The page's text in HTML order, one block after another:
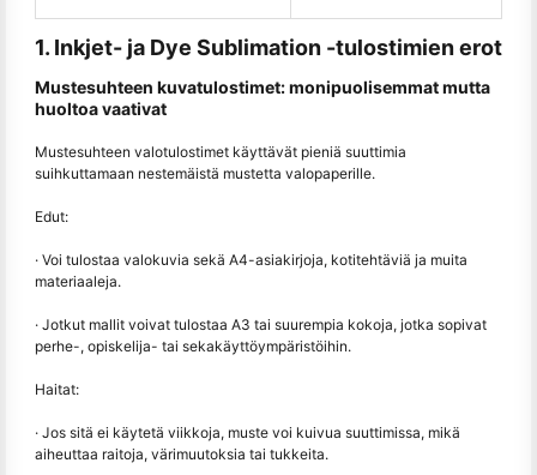
1. Inkjet- ja Dye Sublimation -tulostimien erot
Mustesuhteen kuvatulostimet: monipuolisemmat mutta
huoltoa vaativat
Mustesuhteen valotulostimet käyttävät pieniä suuttimia
suihkuttamaan nestemäistä mustetta valopaperille.
Edut:
· Voi tulostaa valokuvia sekä A4-asiakirjoja, kotitehtäviä ja muita
materiaaleja.
· Jotkut mallit voivat tulostaa A3 tai suurempia kokoja, jotka sopivat
perhe-, opiskelija- tai sekakäyttöympäristöihin.
Haitat:
· Jos sitä ei käytetä viikkoja, muste voi kuivua suuttimissa, mikä
aiheuttaa raitoja, värimuutoksia tai tukkeita.